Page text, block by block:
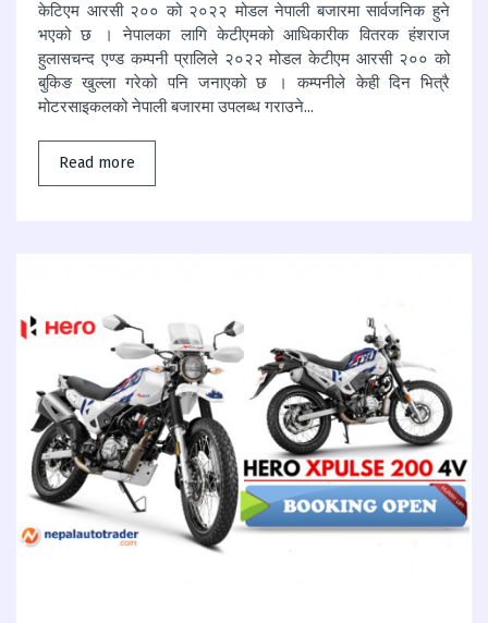
केटिएम आरसी २०० को २०२२ मोडल नेपाली बजारमा सार्वजनिक हुने
भएको छ । नेपालका लागि केटीएमको आधिकारीक वितरक हंशराज
हुलासचन्द एण्ड कम्पनी प्रालिले २०२२ मोडल केटीएम आरसी २०० को
बुकिङ खुल्ला गरेको पनि जनाएको छ । कम्पनीले केही दिन भित्रै
मोटरसाइकलको नेपाली बजारमा उपलब्ध गराउने...
Read more